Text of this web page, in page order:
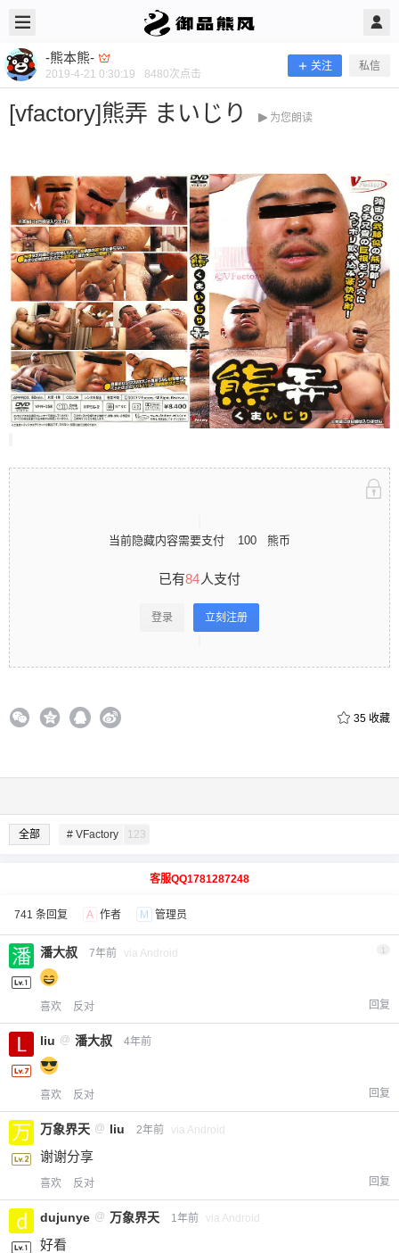
-熊本熊-
2019-4-21 0:30:19 8480次点击
关注 私信
[vfactory]熊弄 まいじり 为您朗读
当前隐藏内容需要支付 100 熊币
已有84人支付
登录 立刻注册
35 收藏
全部 # VFactory 123
-熊本熊- @ 御品熊风 2019/4/21
[vfactory]熊弄 まいじり
当前隐藏内容需要支付100熊币 已有84人支付 登录
立刻注册 0 收藏
扫描二维码继续阅读
客服QQ1781287248
741 条回复 A 作者 M 管理员
潘大叔 7年前 via Android
喜欢 反对 回复
liu @ 潘大叔 4年前
喜欢 反对 回复
万象界天 @ liu 2年前 via Android
谢谢分享
喜欢 反对 回复
dujunye @ 万象界天 1年前 via Android
好看